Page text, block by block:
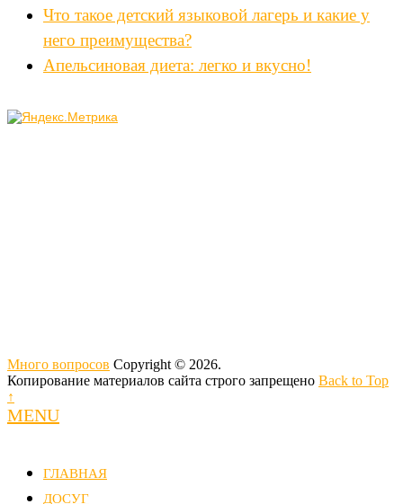
Что такое детский языковой лагерь и какие у
него преимущества?
Апельсиновая диета: легко и вкусно!
Много вопросов Copyright © 2026.
Копирование материалов сайта строго запрещено Back to Top
↑
MENU
ГЛАВНАЯ
ДОСУГ